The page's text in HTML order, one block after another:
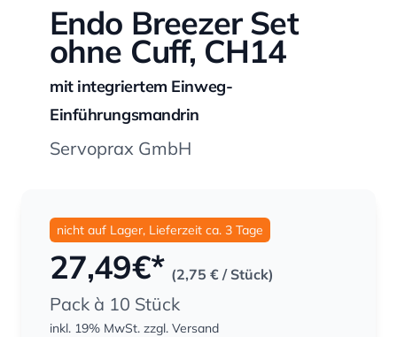
Endo Breezer Set
ohne Cuff, CH14
mit integriertem Einweg-
Einführungsmandrin
Servoprax GmbH
nicht auf Lager, Lieferzeit ca. 3 Tage
27,49€* (2,75 € / Stück)
Pack à 10 Stück
inkl. 19% MwSt. zzgl. Versand